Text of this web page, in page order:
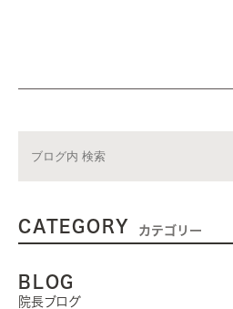
CATEGORY カテゴリー
BLOG
院長ブログ